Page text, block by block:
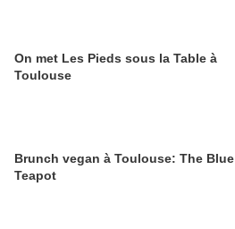
On met Les Pieds sous la Table à
Toulouse
Brunch vegan à Toulouse: The Blue
Teapot